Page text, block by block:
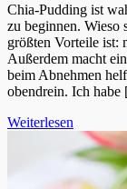
Chia-Pudding ist
zu beginnen. Wieso
größten Vorteile ist:
Außerdem macht
beim Abnehmen
obendrein. Ich
Weiterlesen